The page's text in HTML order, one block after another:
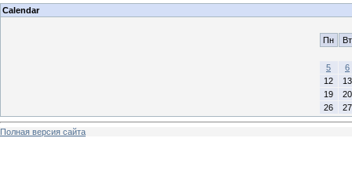
Calendar
Пн Вт
5
6
12
13
19
20
26
27
Полная версия сайта